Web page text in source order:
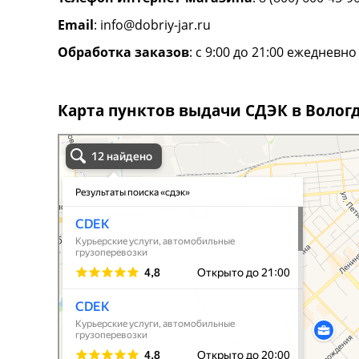
Email: info@dobriy-jar.ru
Обработка заказов: с 9:00 до 21:00 ежедневно
Карта пунктов выдачи СДЭК в
сдэк в Вологде
Вологда